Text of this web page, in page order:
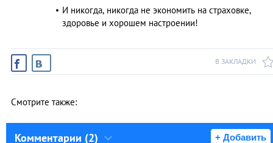
И никогда, никогда не экономить на страховке,
здоровье и хорошем настроении!
В ЗАКЛАДКИ
Смотрите также:
Комментарии (2) + Добавить